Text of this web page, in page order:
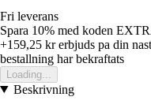
Fri leverans
Spara 10% med koden
+159,25 krerbjuds pa din
bestallning har bekraftats
Loading...
Beskrivning